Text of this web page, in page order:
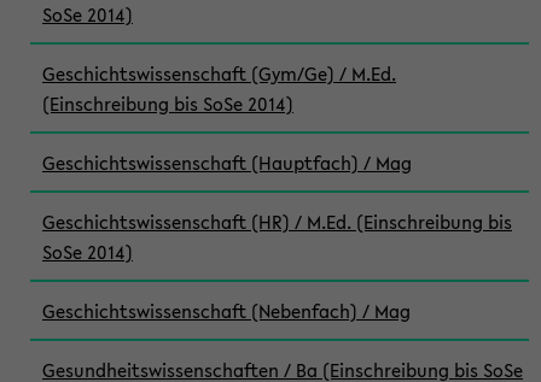
SoSe 2014)
Geschichtswissenschaft (Gym/Ge) / M.Ed.
(Einschreibung bis SoSe 2014)
Geschichtswissenschaft (Hauptfach) / Mag
Geschichtswissenschaft (HR) / M.Ed. (Einschreibung bis
SoSe 2014)
Geschichtswissenschaft (Nebenfach) / Mag
Gesundheitswissenschaften / Ba (Einschreibung bis SoSe